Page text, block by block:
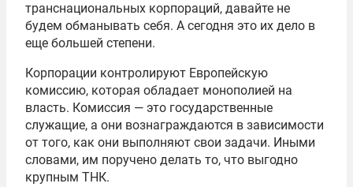
транснациональных корпораций, давайте не
будем обманывать себя. А сегодня это их дело в
еще большей степени.
Корпорации контролируют Европейскую
комиссию, которая обладает монополией на
власть. Комиссия — это государственные
служащие, а они вознаграждаются в зависимости
от того, как они выполняют свои задачи. Иными
словами, им поручено делать то, что выгодно
крупным ТНК.